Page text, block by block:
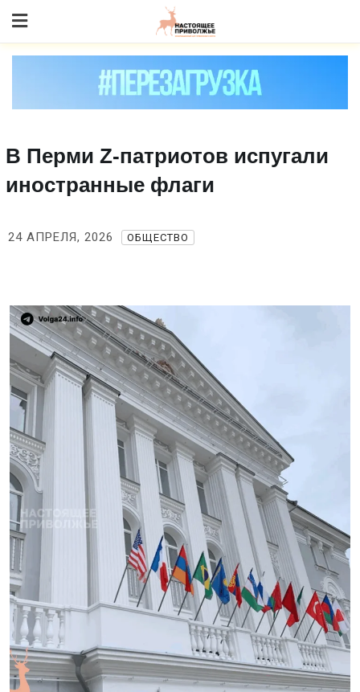
to content
В Перми Z‑патриотов испугали
иностранные флаги
24 АПРЕЛЯ, 2026 ОБЩЕСТВО